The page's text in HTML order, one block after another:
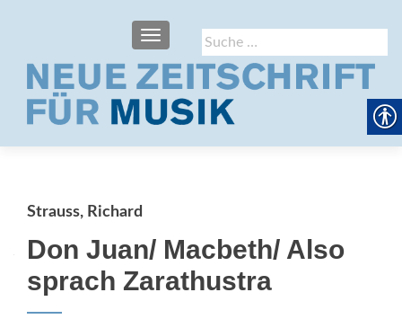
Suche
nach:
SCHALTE NAVIGATION
Strauss, Richard
Don Juan/ Macbeth/ Also
sprach Zarathustra